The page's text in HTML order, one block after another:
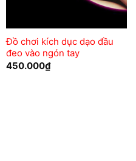
Đồ chơi kích dục dạo đầu
đeo vào ngón tay
450.000₫